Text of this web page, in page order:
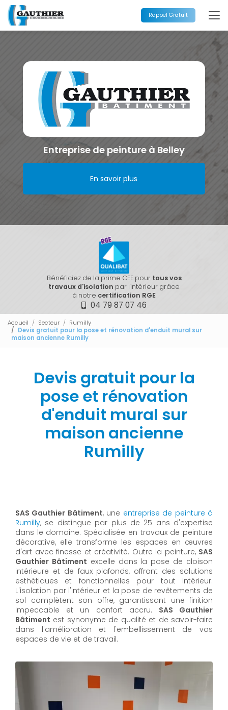
Aller
au
contenu
principal
Rappel Gratuit
Entreprise de peinture à Belley
En savoir plus
Bénéficiez de la prime CEE pourtous vos
travaux d'isolation par l'intérieur grâce
à notre certification RGE
04 79 87 07 46
Accueil Secteur
Rumilly
Devis gratuit pour la pose et rénovation d'enduit mural sur
maison ancienne Rumilly
Devis gratuit pour la
pose et rénovation
d'enduit mural sur
maison ancienne
Rumilly
SAS Gauthier Bâtiment, une entreprise de peinture à
Rumilly, se distingue par plus de 25 ans d'expertise
dans le domaine. Spécialisée en travaux de peinture
décorative, elle transforme les espaces en œuvres
d'art avec finesse et créativité. Outre la peinture, SAS
Gauthier Bâtiment excelle dans la pose de cloison
intérieure et de faux plafonds, offrant des solutions
esthétiques et fonctionnelles pour tout intérieur.
L'isolation par l'intérieur et la pose de revêtements de
sol complètent son offre, garantissant une finition
impeccable et un confort accru. SAS Gauthier
Bâtiment est synonyme de qualité et de savoir-faire
dans l'amélioration et l'embellissement de vos
espaces de vie et de travail.